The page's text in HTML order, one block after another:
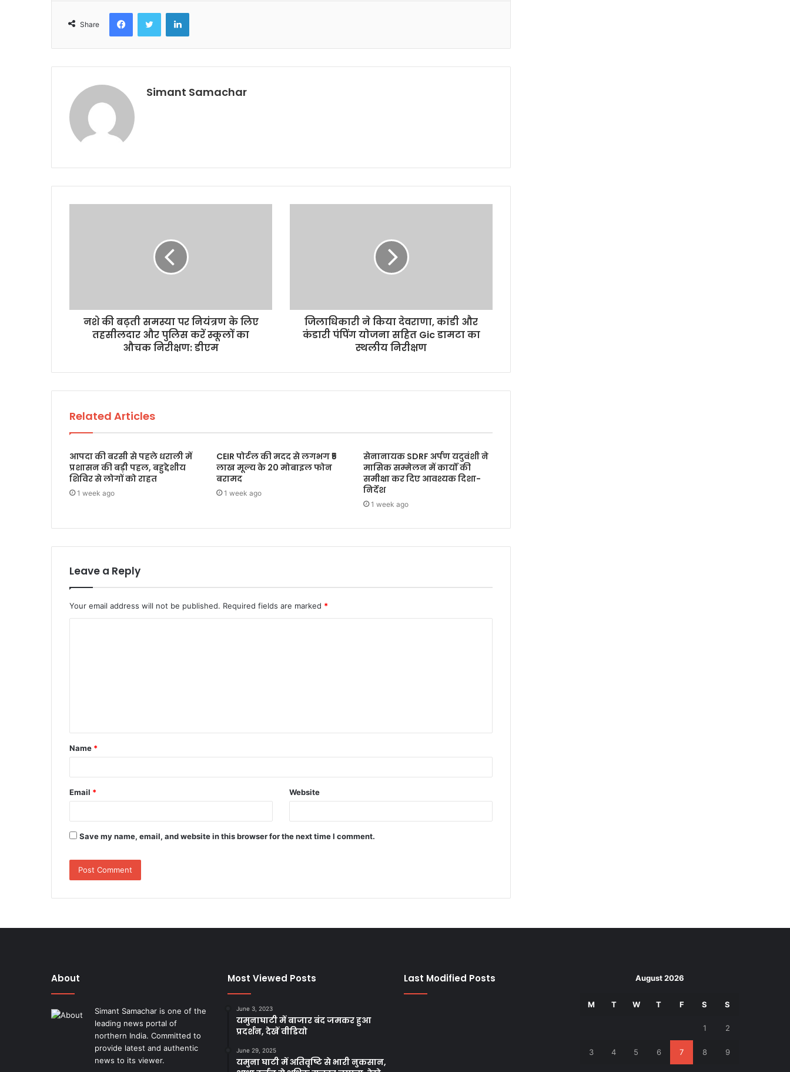
Share
Simant Samachar
नशे की बढ़ती समस्या पर नियंत्रण के लिए
तहसीलदार और पुलिस करें स्कूलों का
औचक निरीक्षण: डीएम
जिलाधिकारी ने किया देवराणा, कांडी और
कंडारी पंपिंग योजना सहित Gic डामटा का
स्थलीय निरीक्षण
Related Articles
आपदा की बरसी से पहले धराली में
प्रशासन की बड़ी पहल, बहुद्देशीय
शिविर से लोगों को राहत
1 week ago
CEIR पोर्टल की मदद से लगभग ₹5
लाख मूल्य के 20 मोबाइल फोन
बरामद
1 week ago
सेनानायक SDRF अर्पण यदुवंशी ने
मासिक सम्मेलन में कार्यों की
समीक्षा कर दिए आवश्यक दिशा-
निर्देश
1 week ago
Leave a Reply
Your email address will not be published. Required fields are marked *
t
*
Name *
Email * Website
Save my name, email, and website in this browser for the next time I comment.
About
Simant Samachar is one of the
leading news portal of
northern India. Committed to
provide latest and authentic
news to its viewer.
Most Viewed Posts
June 3, 2023
यमुनाघाटी में बाजार बंद जमकर हुआ
प्रदर्शन, देखें वीडियो
June 29, 2025
यमुना घाटी में अतिवृष्टि से भारी नुकसान,
Last Modified Posts August 2026
M T W T F S S
1 2
3 4 5 6 7 8 9